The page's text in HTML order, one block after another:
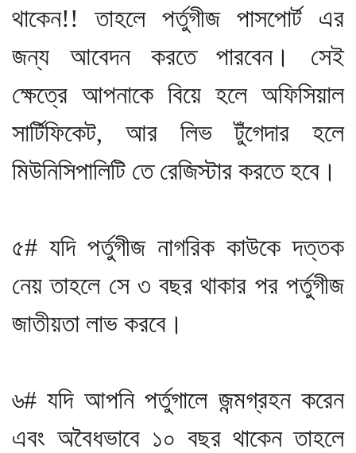
থাকেন!! তাহলে পর্তুগীজ পাসপোর্ট এর
জন্য আবেদন করতে পারবেন। সেই
ক্ষেত্রে আপনাকে বিয়ে হলে অফিসিয়াল
সার্টিফিকেট, আর লিভ টুঁগেদার হলে
মিউনিসিপালিটি তে রেজিস্টার করতে হবে।
৫# যদি পর্তুগীজ নাগরিক কাউকে দত্তক
নেয় তাহলে সে ৩ বছর থাকার পর পর্তুগীজ
জাতীয়তা লাভ করবে।
৬# যদি আপনি পর্তুগালে জন্মগ্রহন করেন
এবং অবৈধভাবে ১০ বছর থাকেন তাহলে